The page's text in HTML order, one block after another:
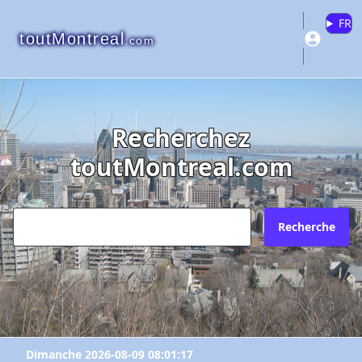
toutMontreal.com
FR
Recherchez
toutMontreal.com
Recherche
Dimanche 2026-08-09 08:01:17